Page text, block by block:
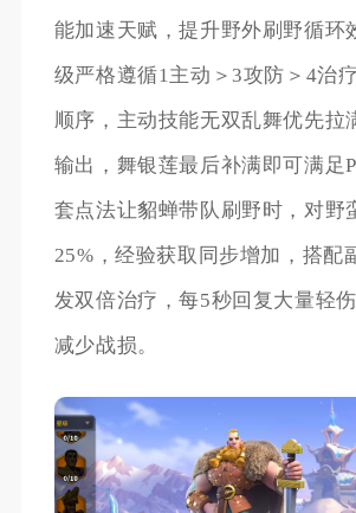
能加速天赋，提升野外刷野循环
级严格遵循1主动＞3攻防＞4治
顺序，主动技能无双乱舞优先拉
输出，舞银莲最后补满即可满足
套点法让貂蝉带队刷野时，对野
25%，经验获取同步增加，搭配
发双倍治疗，每5秒回复大量轻
减少战损。